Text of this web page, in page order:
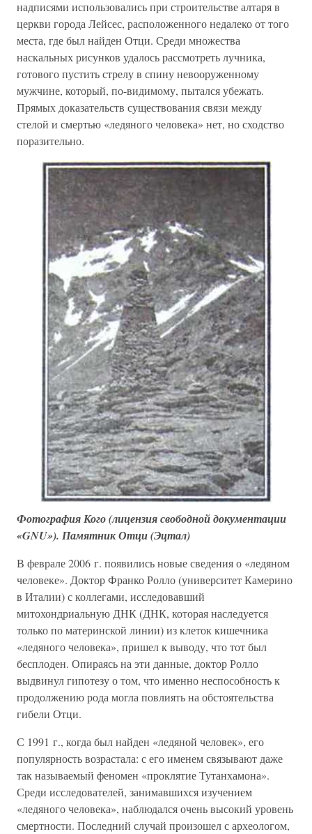
надписями использовались при строительстве алтаря в
церкви города Лейсес, расположенного недалеко от того
места, где был найден Отци. Среди множества
наскальных рисунков удалось рассмотреть лучника,
готового пустить стрелу в спину невооруженному
мужчине, который, по-видимому, пытался убежать.
Прямых доказательств существования связи между
стелой и смертью «ледяного человека» нет, но сходство
поразительно.
Фотография Кого (лицензия свободной документации
«GNU»). Памятник Отци (Эцтал)
В феврале 2006 г. появились новые сведения о «ледяном
человеке». Доктор Франко Ролло (университет Камерино
в Италии) с коллегами, исследовавший
митохондриальную ДНК (ДНК, которая наследуется
только по материнской линии) из клеток кишечника
«ледяного человека», пришел к выводу, что тот был
бесплоден. Опираясь на эти данные, доктор Ролло
выдвинул гипотезу о том, что именно неспособность к
продолжению рода могла повлиять на обстоятельства
гибели Отци.
С 1991 г., когда был найден «ледяной человек», его
популярность возрастала: с его именем связывают даже
так называемый феномен «проклятие Тутанхамона».
Среди исследователей, занимавшихся изучением
«ледяного человека», наблюдался очень высокий уровень
смертности. Последний случай произошел с археологом,